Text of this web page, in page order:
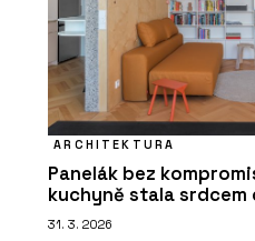
ARCHITEKTURA
Panelák bez
kuchyně stala
31. 3. 2026